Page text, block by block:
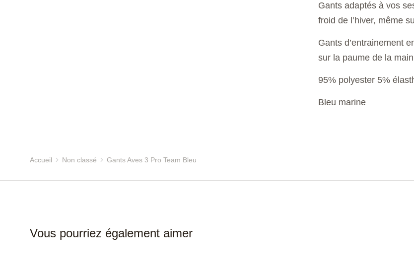
Gants adaptés à vos
froid de l’hiver, même
Gants d’entrainement
sur la paume de la
95% polyester 5%
Bleu marine
Vous êtes ici :
Accueil Non classé Gants Aves 3 Pro Team Bleu
Vous pourriez également aimer